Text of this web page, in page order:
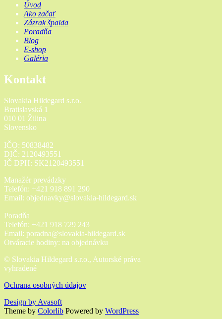
Úvod
Ako začať
Zázrak špalda
Poradňa
Blog
E-shop
Galéria
Kontakt
Slovakia Hildegard s.r.o.
Bratislavská 1
010 01 Žilina
Slovensko
IČO: 50838482
DIČ: 2120493551
IČ DPH: SK2120493551
Manažér prevádzky
Telefón: +421 918 891 290
Email: objednavky@slovakia-hildegard.sk
Poradňa
Telefón: +421 918 729 243
Email: poradna@slovakia-hildegard.sk
Otváracie hodiny: na objednávku
© Slovakia Hildegard s.r.o., Autorské práva
vyhradené
Ochrana osobných údajov
Design by Avasoft
Theme by Colorlib Powered by WordPress